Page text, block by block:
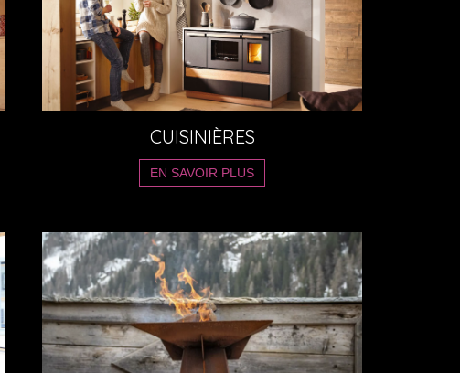
CUISINIÈRES
EN SAVOIR PLUS